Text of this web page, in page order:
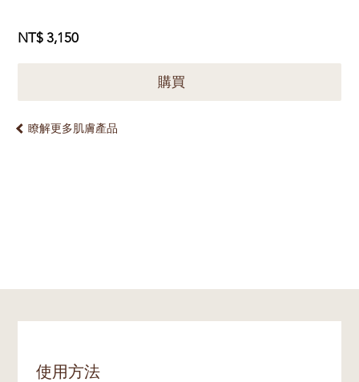
NT$ 3,150
購買
瞭解更多肌膚產品
使用方法